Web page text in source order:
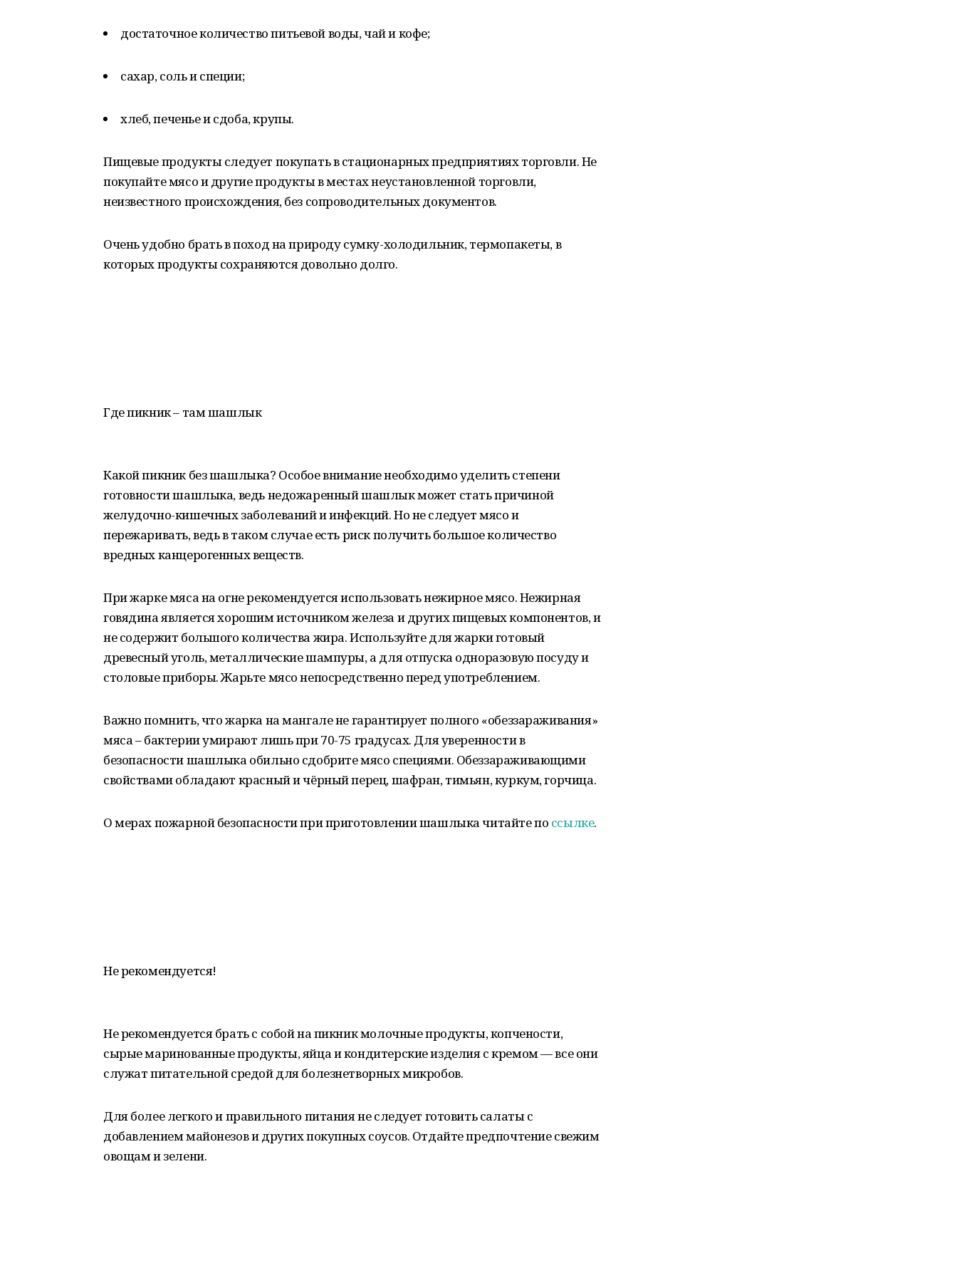
достаточное количество питьевой воды, чай и кофе;
сахар, соль и специи;
хлеб, печенье и сдоба, крупы.
Пищевые продукты следует покупать в стационарных предприятиях торговли. Не
покупайте мясо и другие продукты в местах неустановленной торговли,
неизвестного происхождения, без сопроводительных документов.
Очень удобно брать в поход на природу сумку-холодильник, термопакеты, в
которых продукты сохраняются довольно долго.
Где пикник – там шашлык
Какой пикник без шашлыка? Особое внимание необходимо уделить степени
готовности шашлыка, ведь недожаренный шашлык может стать причиной
желудочно-кишечных заболеваний и инфекций. Но не следует мясо и
пережаривать, ведь в таком случае есть риск получить большое количество
вредных канцерогенных веществ.
При жарке мяса на огне рекомендуется использовать нежирное мясо. Нежирная
говядина является хорошим источником железа и других пищевых компонентов, и
не содержит большого количества жира. Используйте для жарки готовый
древесный уголь, металлические шампуры, а для отпуска одноразовую посуду и
столовые приборы. Жарьте мясо непосредственно перед употреблением.
Важно помнить, что жарка на мангале не гарантирует полного «обеззараживания»
мяса – бактерии умирают лишь при 70-75 градусах. Для уверенности в
безопасности шашлыка обильно сдобрите мясо специями. Обеззараживающими
свойствами обладают красный и чёрный перец, шафран, тимьян, куркум, горчица.
О мерах пожарной безопасности при приготовлении шашлыка читайте по ссылке.
Не рекомендуется!
Не рекомендуется брать с собой на пикник молочные продукты, копчености,
сырые маринованные продукты, яйца и кондитерские изделия с кремом — все они
служат питательной средой для болезнетворных микробов.
Для более легкого и правильного питания не следует готовить салаты с
добавлением майонезов и других покупных соусов. Отдайте предпочтение свежим
овощам и зелени.